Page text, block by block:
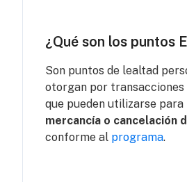
¿Qué son los puntos
Son puntos de lealtad
otorgan por
que pueden utilizarse para
mercancía o cancelación
conforme al programa.